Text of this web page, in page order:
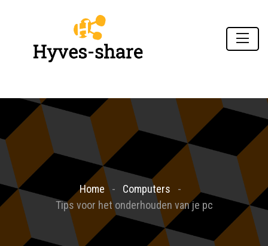
Home
Computers
Tips voor het onderhouden van je pc